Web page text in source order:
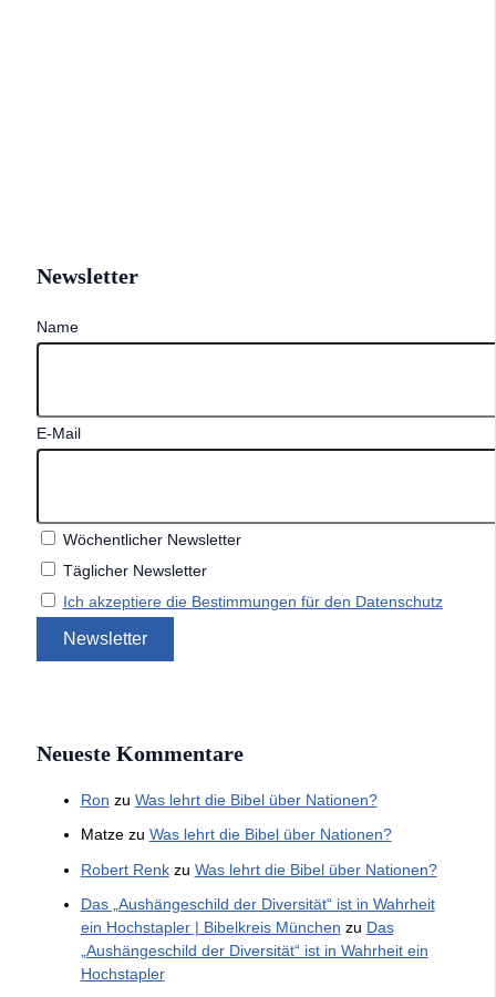
Newsletter
Name
E-Mail
Wöchentlicher Newsletter
Täglicher Newsletter
Ich akzeptiere die Bestimmungen für den Datenschutz
Neueste Kommentare
Ron zu Was lehrt die Bibel über Nationen?
Matzezu Was lehrt die Bibel über Nationen?
Robert Renkzu Was lehrt die Bibel über Nationen?
Das „Aushängeschild der Diversität“ ist in Wahrheit
ein Hochstapler | Bibelkreis München zu Das
„Aushängeschild der Diversität“ ist in Wahrheit ein
Hochstapler